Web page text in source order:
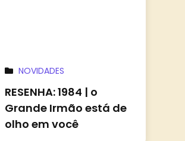
NOVIDADES
RESENHA: 1984 | o
Grande Irmão está de
olho em você